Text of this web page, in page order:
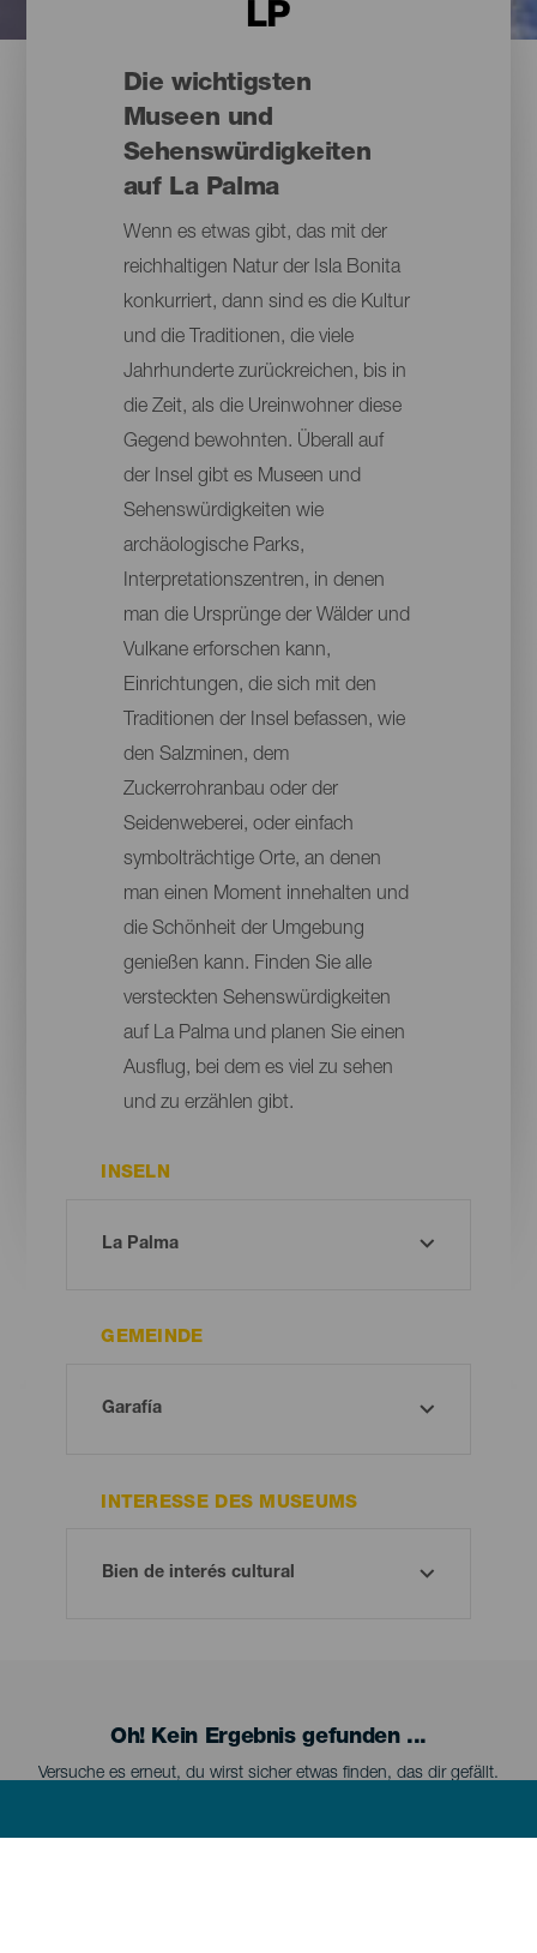
LP
Die wichtigsten
Museen und
Sehenswürdigkeiten
auf La Palma
Wenn es etwas gibt, das mit der
reichhaltigen Natur der Isla Bonita
konkurriert, dann sind es die Kultur
und die Traditionen, die viele
Jahrhunderte zurückreichen, bis in
die Zeit, als die Ureinwohner diese
Gegend bewohnten. Überall auf
der Insel gibt es Museen und
Sehenswürdigkeiten wie
archäologische Parks,
Interpretationszentren, in denen
man die Ursprünge der Wälder und
Vulkane erforschen kann,
Einrichtungen, die sich mit den
Traditionen der Insel befassen, wie
den Salzminen, dem
Zuckerrohranbau oder der
Seidenweberei, oder einfach
symbolträchtige Orte, an denen
man einen Moment innehalten und
die Schönheit der Umgebung
genießen kann. Finden Sie alle
versteckten Sehenswürdigkeiten
auf La Palma und planen Sie einen
Ausflug, bei dem es viel zu sehen
und zu erzählen gibt.
INSELN
GEMEINDE
INTERESSE DES MUSEUMS
Oh! Kein Ergebnis gefunden ...
Versuche es erneut, du wirst sicher etwas finden, das dir gefällt.